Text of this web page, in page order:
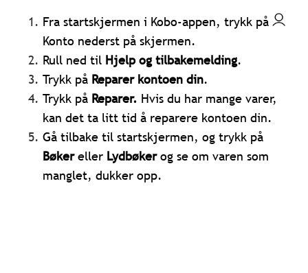
Fra startskjermen i Kobo-appen, trykk på
Konto nederst på skjermen.
Rull ned til Hjelp og tilbakemelding.
Trykk på Reparer kontoen din.
Trykk på Reparer. Hvis du har mange varer,
kan det ta litt tid å reparere kontoen din.
Gå tilbake til startskjermen, og trykk på
Bøkereller Lydbøkerog se om varen som
manglet, dukker opp.